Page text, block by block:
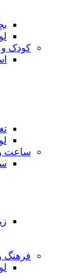
کودک
ساعت و
فرهنگ